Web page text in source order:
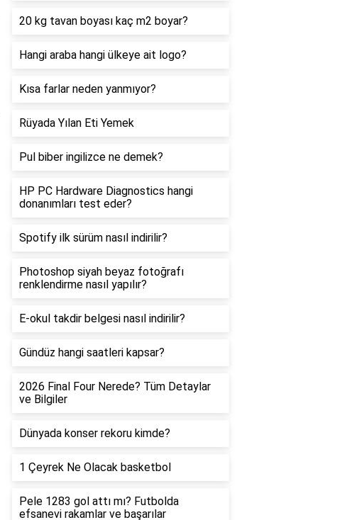
20 kg tavan boyası kaç m2 boyar?
Hangi araba hangi ülkeye ait logo?
Kısa farlar neden yanmıyor?
Rüyada Yılan Eti Yemek
Pul biber ingilizce ne demek?
HP PC Hardware Diagnostics hangi
donanımları test eder?
Spotify ilk sürüm nasıl indirilir?
Photoshop siyah beyaz fotoğrafı
renklendirme nasıl yapılır?
E-okul takdir belgesi nasıl indirilir?
Gündüz hangi saatleri kapsar?
2026 Final Four Nerede? Tüm Detaylar
ve Bilgiler
Dünyada konser rekoru kimde?
1 Çeyrek Ne Olacak basketbol
Pele 1283 gol attı mı? Futbolda
efsanevi rakamlar ve başarılar